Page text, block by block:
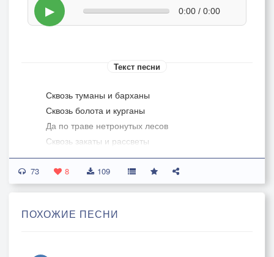
▶ 0:00 / 0:00
Текст песни
Сквозь туманы и барханы
Сквозь болота и курганы
Да по траве нетронутых лесов
Сквозь закаты и рассветы
И луны дурной наветы
Да на звук печальных голосов
Уже много полнолуний
73 8 109
ПОХОЖИЕ ПЕСНИ